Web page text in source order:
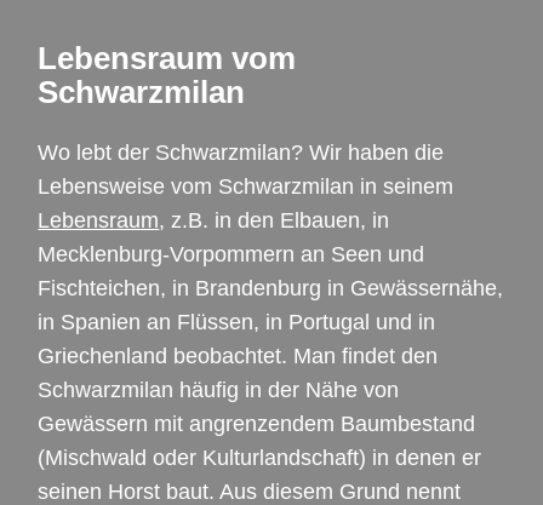
Lebensraum vom
Schwarzmilan
Wo lebt der Schwarzmilan? Wir haben die
Lebensweise vom Schwarzmilan in seinem
Lebensraum, z.B. in den Elbauen, in
Mecklenburg-Vorpommern an Seen und
Fischteichen, in Brandenburg in Gewässernähe,
in Spanien an Flüssen, in Portugal und in
Griechenland beobachtet. Man findet den
Schwarzmilan häufig in der Nähe von
Gewässern mit angrenzendem Baumbestand
(Mischwald oder Kulturlandschaft) in denen er
seinen Horst baut. Aus diesem Grund nennt